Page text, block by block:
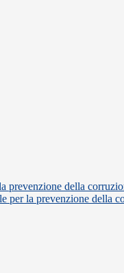
prevenzione della
per la prevenzione della